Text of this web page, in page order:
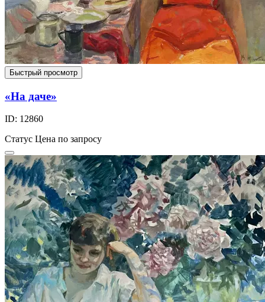
Быстрый просмотр
«На даче»
ID: 12860
Статус Цена по запросу